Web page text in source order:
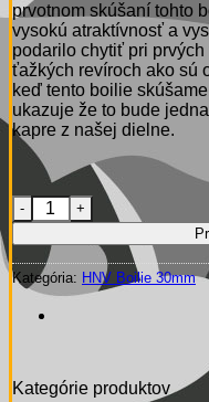
prvotnom skúšaní tohto
vysokú atraktívnosť a
podarilo chytiť pri
ťažkých revíroch ako sú
keď tento boilie
ukazuje že to bude
kapre z našej dielne.
množstvo HNV Boilie -
Kategória: HNV Boilie 30mm
Kategórie produktov